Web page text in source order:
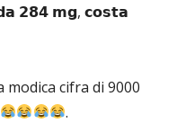
𝗱𝗮 𝟮𝟴𝟰 𝗺𝗴, 𝗰𝗼𝘀𝘁𝗮
cifra di 9000
.